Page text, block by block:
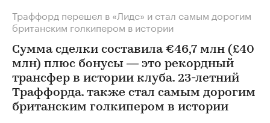
Траффорд перешел в «Лидс» и стал самым дорогим
британским голкипером в истории
Сумма сделки составила €46,7 млн (£40
млн) плюс бонусы — это рекордный
трансфер в истории клуба. 23-летний
Траффорда. также стал самым дорогим
британским голкипером в истории